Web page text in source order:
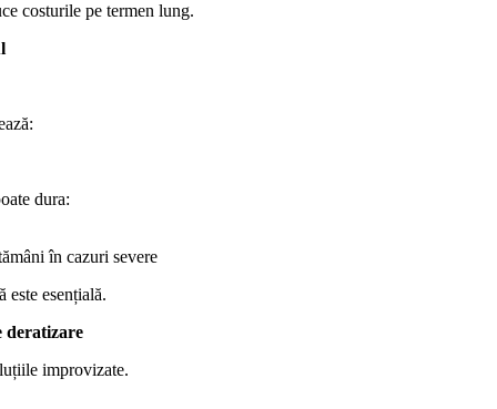
costurile pe termen lung.
dura:
în cazuri severe
este esențială.
deratizare
improvizate.